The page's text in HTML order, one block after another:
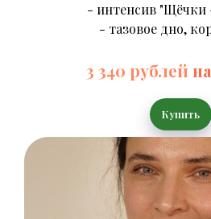
- интенсив "Щёчки
- тазовое дно,
3 340 рублей
Купить